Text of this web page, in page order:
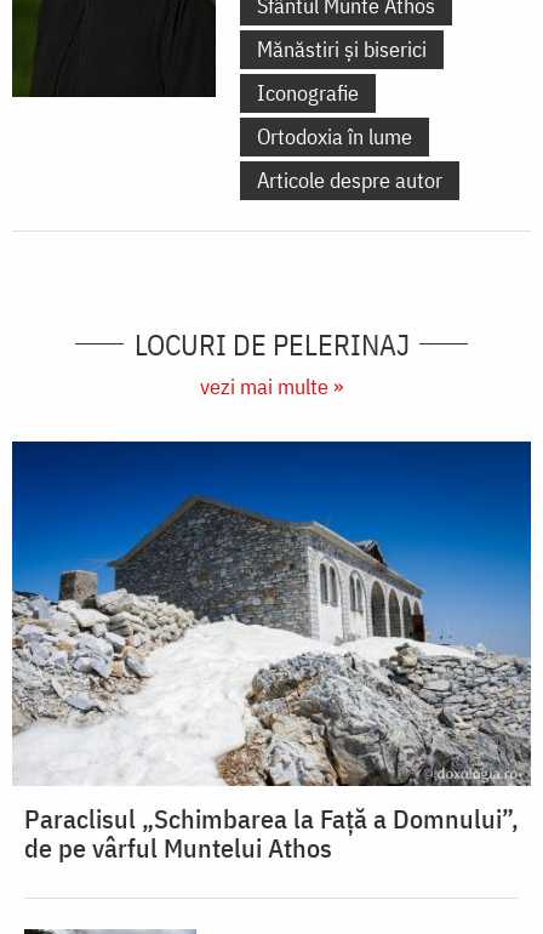
Mănăstiri și biserici
Iconografie
Ortodoxia în lume
Articole despre autor
LOCURI DE PELERINAJ
vezi mai multe »
Paraclisul „Schimbarea la Față a Domnului”,
de pe vârful Muntelui Athos